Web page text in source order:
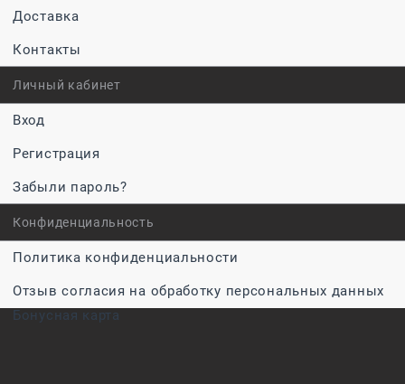
Доставка
Контакты
Личный кабинет
Вход
Регистрация
Забыли пароль?
Конфиденциальность
Политика конфиденциальности
Отзыв согласия на обработку персональных данных
Бонусная карта